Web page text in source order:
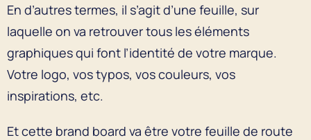
En d’autres termes, il s’agit d’une feuille, sur
laquelle on va retrouver tous les éléments
graphiques qui font l’identité de votre marque.
Votre logo, vos typos, vos couleurs, vos
inspirations, etc.
Et cette brand board va être votre feuille de route